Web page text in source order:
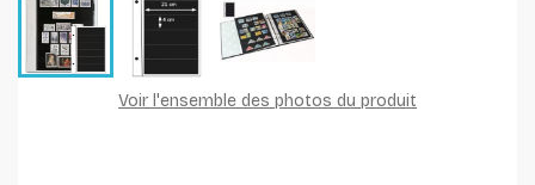
Voir l'ensemble des photos du produit